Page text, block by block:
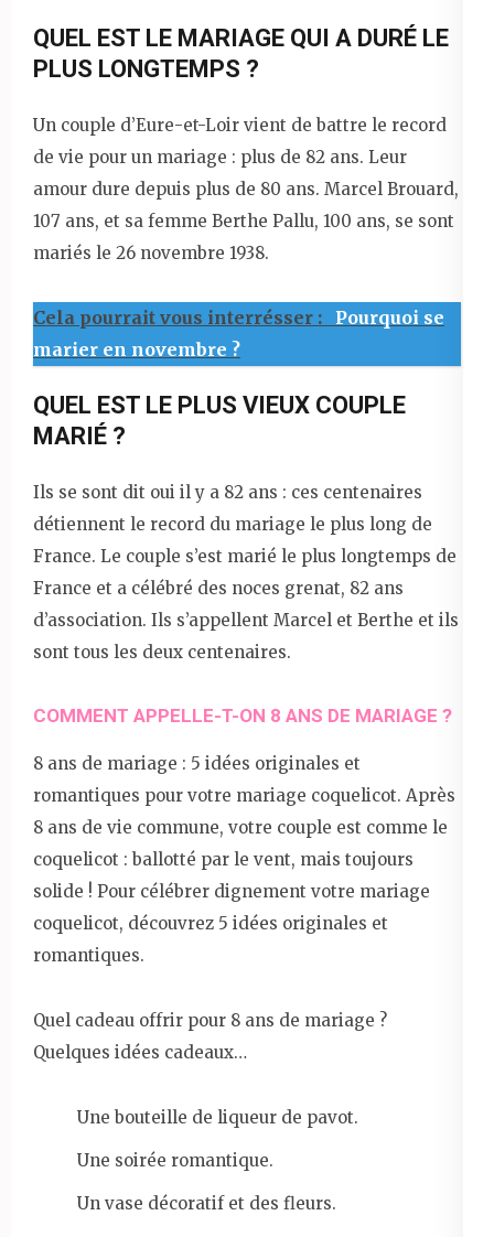
QUEL EST LE MARIAGE QUI A DURÉ LE
PLUS LONGTEMPS ?
Un couple d’Eure-et-Loir vient de battre le record
de vie pour un mariage : plus de 82 ans. Leur
amour dure depuis plus de 80 ans. Marcel Brouard,
107 ans, et sa femme Berthe Pallu, 100 ans, se sont
mariés le 26 novembre 1938.
Cela pourrait vous interrésser :
Pourquoi se
marier en novembre ?
QUEL EST LE PLUS VIEUX COUPLE
MARIÉ ?
Ils se sont dit oui il y a 82 ans : ces centenaires
détiennent le record du mariage le plus long de
France. Le couple s’est marié le plus longtemps de
France et a célébré des noces grenat, 82 ans
d’association. Ils s’appellent Marcel et Berthe et ils
sont tous les deux centenaires.
COMMENT APPELLE-T-ON 8 ANS DE MARIAGE ?
8 ans de mariage : 5 idées originales et
romantiques pour votre mariage coquelicot. Après
8 ans de vie commune, votre couple est comme le
coquelicot : ballotté par le vent, mais toujours
solide ! Pour célébrer dignement votre mariage
coquelicot, découvrez 5 idées originales et
romantiques.
Quel cadeau offrir pour 8 ans de mariage ?
Quelques idées cadeaux…
Une bouteille de liqueur de pavot.
Une soirée romantique.
Un vase décoratif et des fleurs.